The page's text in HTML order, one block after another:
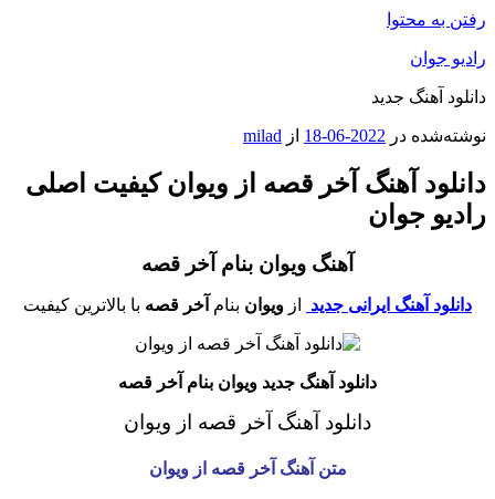
رفتن به محتوا
رادیو جوان
دانلود آهنگ جدید
نوشته‌شده در 2022-06-18 از milad
دانلود آهنگ آخر قصه از ویوان کیفیت اصلی
رادیو جوان
آهنگ ویوان بنام آخر قصه
دانلود آهنگ ایرانی جدید از ویوان بنام آخر قصه با بالاترین کیفیت
دانلود آهنگ جدید ویوان بنام آخر قصه
دانلود آهنگ آخر قصه از ویوان
متن آهنگ آخر قصه از ویوان